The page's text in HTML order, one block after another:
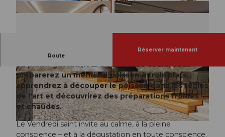
Route
Réserver maintenant
Le Vendredi saint invite à la pleine conscience et
au plaisir gustatif. Au cours de ce cours, vous
préparerez un menu de poisson à trois plats,
apprendrez à découper le poisson dans les règles
de l'art et découvrirez des préparations froides
et chaudes.
Le Vendredi saint invite au calme, à la pleine
conscience – et à la dégustation en toute conscience.